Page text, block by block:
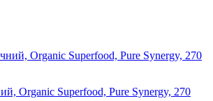
Organic Superfood, Pure Synergy, 270